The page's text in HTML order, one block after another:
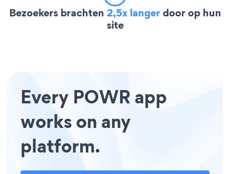
Bezoekers brachten 2,5x langerdoor op hun
site
Every POWR app
works on any
platform.